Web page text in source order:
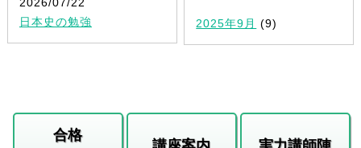
日本史の勉強
2025年9月 (9)
合格